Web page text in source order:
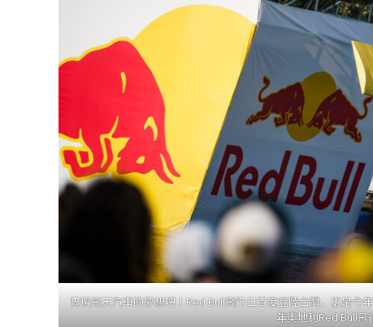
實現飛天汽車的夢想吧！Red Bull飛行日首度登陸台灣，更是今
年奧地利Red Bull飛